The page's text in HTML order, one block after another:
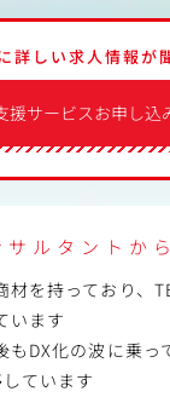
援サービスお申し込
詳しい求人情報が
サルタントか
を持っており、
います
DX化の波に乗っ
ています